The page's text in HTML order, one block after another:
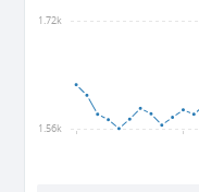
1.56k
1.72k